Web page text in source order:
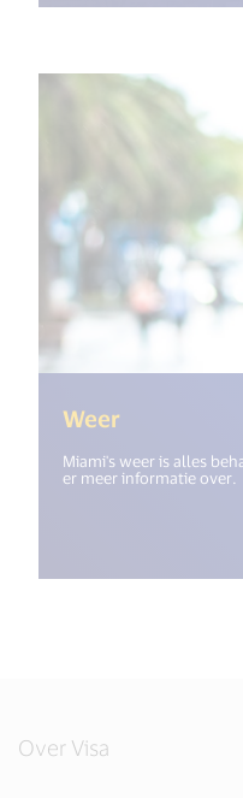
Weer
Miami's weer is alles
er meer informatie over.
Over Visa